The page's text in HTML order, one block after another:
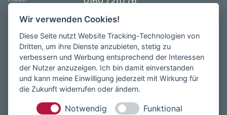
Bürozeiten:
Mo - Do
9.00 - 16.00 Uhr
Impressum Datenschutz
Wir verwenden Cookies!
Diese Seite nutzt Website Tracking-Technologien von
Dritten, um ihre Dienste anzubieten, stetig zu
verbessern und Werbung entsprechend der Interessen
der Nutzer anzuzeigen. Ich bin damit einverstanden
und kann meine Einwilligung jederzeit mit Wirkung für
die Zukunft widerrufen oder ändern.
Notwendig Funktional